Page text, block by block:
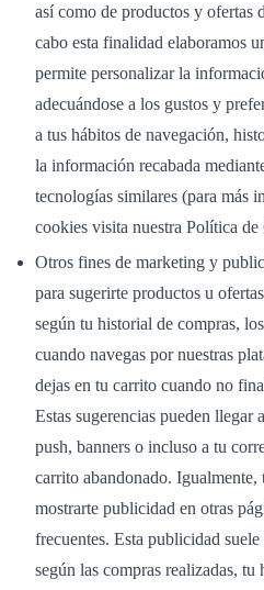
así como de productos y ofertas
cabo esta finalidad elaboramos
permite personalizar la
adecuándose a los gustos y
a tus hábitos de navegación,
la información recabada
tecnologías similares (para más
cookies visita nuestra Política de
Otros fines de marketing y
para sugerirte productos u
según tu historial de compras,
cuando navegas por nuestras
dejas en tu carrito cuando no
Estas sugerencias pueden llegar
push, banners o incluso a tu
carrito abandonado. Igualmente,
mostrarte publicidad en otras
frecuentes. Esta publicidad
según las compras realizadas,